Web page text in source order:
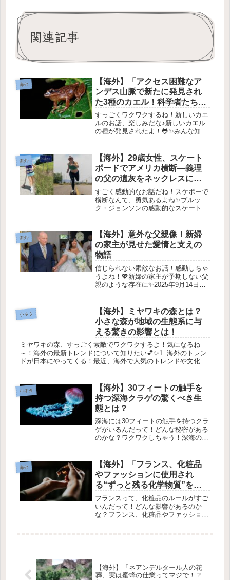
関連記事
海外
【海外】「アクセス困難なア
ンデス山脈で新たに発見され
た3種のカエル！科学者たちの
冒険を追う」
すっごくワクワクするね！新しいカエ
ルのお話、楽しみだな♪新しいカエル
の種が発見されたよ！🐸✨みんな知っ
されたんだって！これ、メチャクチャ
すごいことだよね。では、その詳しい
お...
海外
【海外】29歳女性、スケート
ボードでアメリカ横断—義理
の父の遺灰をネックレスに入
れて追悼！
すごく感動的なお話だね！スケボーで
横断なんて、勇気あるよね✨ブルッ
ク・ジョンソンの感動的なスケートボ
をスケートボードで横断するという
夢の旅 に挑戦しました。出...
海外
【海外】意外な父親像！新婦
の家主が見せた愛情と支えの
物語
信じられない素敵なお話！感動しちゃ
うよね！💖新婦の家主が予期しない父
親のような存在に✨2025年9月14日夢
（Shacole Fox）が結婚式の日を想像
したとき、唯一の不完全な部分...
小ネタ
【海外】ミヤワキの森とは？
小さな森が地域の生態系に与
える驚きの影響とは！
ミヤワキの森、すっごく素敵でワクワクするよ！気になるね
～！海外の最新トレンドについて知りたい💕✨1. 海外のトレン
ドが日本にやってくる！最近、海外で人気のトレンドや文化が
小ネタ
【海外】30フィートの触手を
持つ深海クラゲの驚くべき生
態とは？
深海には30フィートの触手を持つクラ
ゲがいるんだって！どんな秘密がある
のかな？ワクワクしちゃう！深海のク
海クラゲの重要性1. 巨大ファントムク
ラゲとは？深海には、地球上で最...
海外
【海外】「フランス、化粧品
やファッションに使用され
る“ずっと残る化学物質”を全
面禁止！」
フランスって、化粧品のルールがすご
いんだって！どんな影響があるのか
な？フランス、化粧品やファッション
【海外】「ネアンデルタール人の花
葬、実は蜜蜂の仕業ってマジで！？